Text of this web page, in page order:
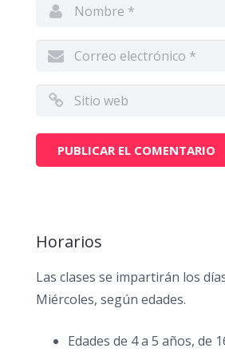
Horarios
Las clases se impartirán los
Miércoles, según edades.
Edades de 4 a 5 años, de